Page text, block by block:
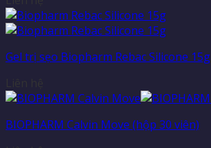
Gel trị sẹo Biopharm Rebac Silicone 15g
BIOPHARM Calvin Move (hộp 30 viên)